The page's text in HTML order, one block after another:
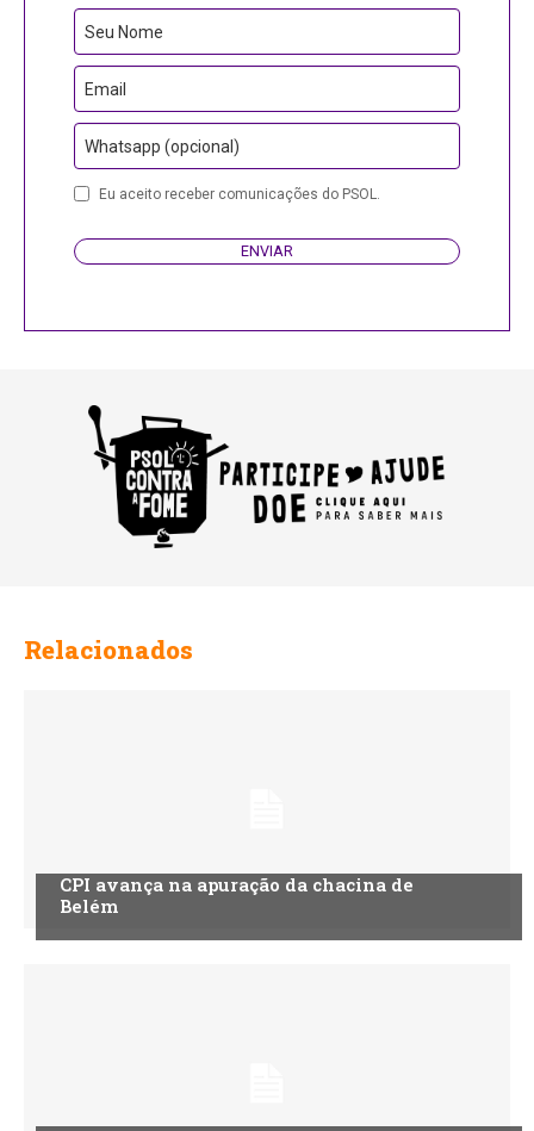
Seu Nome
Email
Whatsapp (opcional)
EmailEu aceito receber comunicações do PSOL.
ENVIAR
Relacionados
CPI avança na apuração da chacina de
Belém